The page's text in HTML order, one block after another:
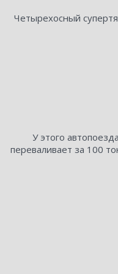
Четырехосный
У этого
переваливает за 100